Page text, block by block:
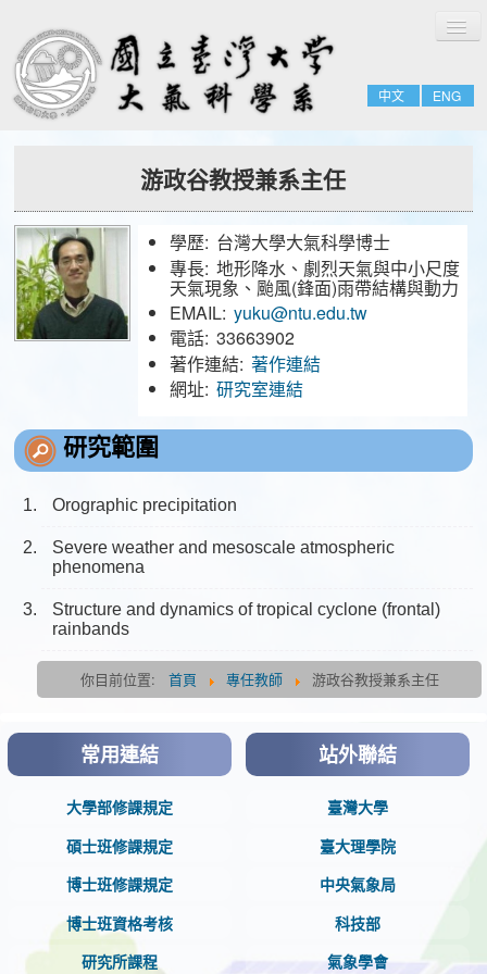
中文 ENG
切
換
覽
回首頁
系所簡介
系所成員
研究簡介
相關資源
公告事項
專任教師
講座/名譽/客座教授
兼任教師
合聘教師
教師之友
游政谷教授兼系主任
學歷: 台灣大學大氣科學博士
專長: 地形降水、劇烈天氣與中小尺度
天氣現象、颱風(鋒面)雨帶結構與動力
EMAIL: yuku@ntu.edu.tw
電話: 33663902
著作連結: 著作連結
網址: 研究室連結
研究範圍
Orographic precipitation
Severe weather and mesoscale atmospheric
phenomena
Structure and dynamics of tropical cyclone (frontal)
rainbands
你目前位置: 首頁 專任教師 游政谷教授兼系主任
常用連結
大學部修課規定
碩士班修課規定
博士班修課規定
博士班資格考核
研究所課程
站外聯結
臺灣大學
臺大理學院
中央氣象局
科技部
氣象學會